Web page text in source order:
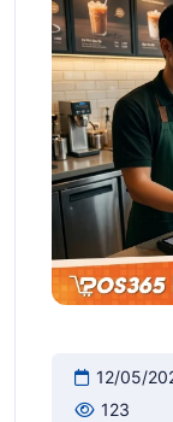
12/05/
123